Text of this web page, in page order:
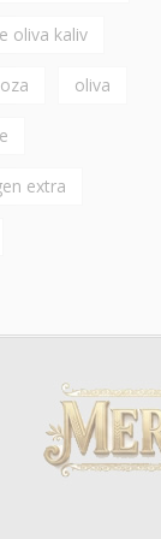
oliva kaliv
oliva
extra